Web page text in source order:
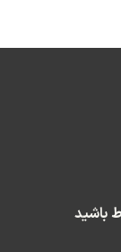
باشید